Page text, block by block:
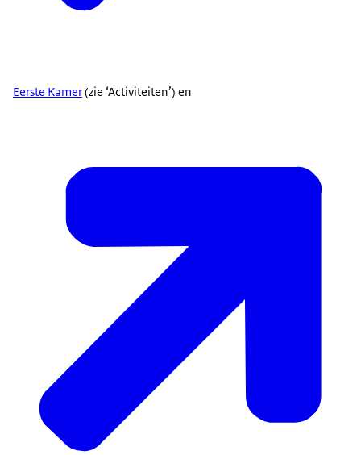
Eerste Kamer(zie ‘Activiteiten’) en